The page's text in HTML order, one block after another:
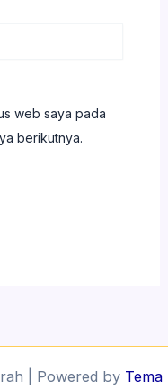
web saya pada
berikutnya.
| Powered by Tema